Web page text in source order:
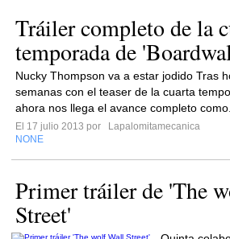
Tráiler completo de la
temporada de
Nucky Thompson va a estar jodido Tras
semanas con el teaser de la cuarta
ahora nos llega el avance completo
El 17 julio 2013 por
Lapalomitamecanica
NONE
Primer tráiler de 'The
Street'